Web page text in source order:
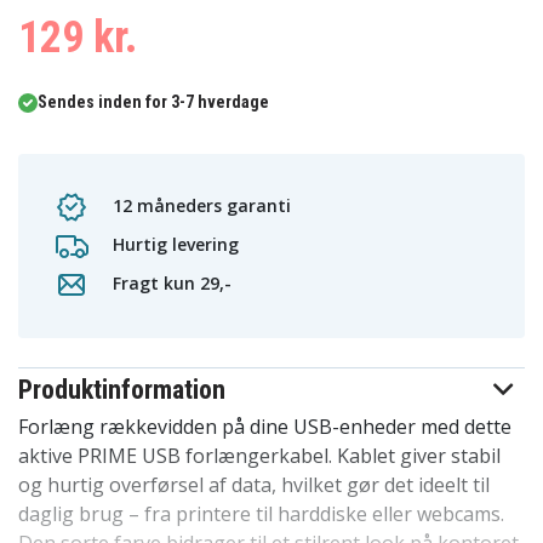
129 kr.
Sendes inden for 3-7 hverdage
12 måneders garanti
Hurtig levering
Fragt kun 29,-
Produktinformation
Forlæng rækkevidden på dine USB-enheder med dette
aktive PRIME USB forlængerkabel. Kablet giver stabil
og hurtig overførsel af data, hvilket gør det ideelt til
daglig brug – fra printere til harddiske eller webcams.